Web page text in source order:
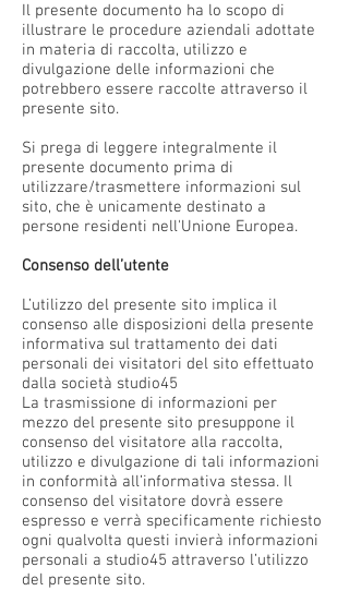
Il presente documento ha lo scopo di
illustrare le procedure aziendali adottate
in materia di raccolta, utilizzo e
divulgazione delle informazioni che
potrebbero essere raccolte attraverso il
presente sito.
Si prega di leggere integralmente il
presente documento prima di
utilizzare/trasmettere informazioni sul
sito, che è unicamente destinato a
persone residenti nell'Unione Europea.
Consenso dell’utente
L’utilizzo del presente sito implica il
consenso alle disposizioni della presente
informativa sul trattamento dei dati
personali dei visitatori del sito effettuato
dalla società studio45
La trasmissione di informazioni per
mezzo del presente sito presuppone il
consenso del visitatore alla raccolta,
utilizzo e divulgazione di tali informazioni
in conformità all’informativa stessa. Il
consenso del visitatore dovrà essere
espresso e verrà specificamente richiesto
ogni qualvolta questi invierà informazioni
personali a studio45 attraverso l’utilizzo
del presente sito.